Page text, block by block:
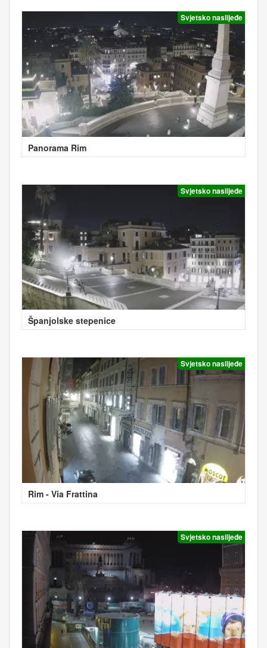
Svjetsko naslijeđe
Panorama Rim
Svjetsko naslijeđe
Španjolske stepenice
Svjetsko naslijeđe
Rim - Via Frattina
Svjetsko naslijeđe